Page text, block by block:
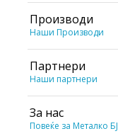
Производи
Наши Производи
Партнери
Наши партнери
За нас
Повеќе за Металко БЈ